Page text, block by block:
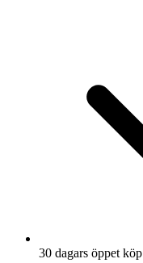
30 dagars öppet köp